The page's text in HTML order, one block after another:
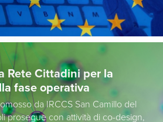
Rete Cittadini per la
fase operativa
da IRCCS San Camillo del
prosegue con attività di co-design,